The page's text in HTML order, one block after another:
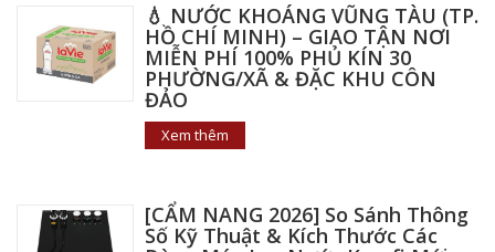
💧 NƯỚC KHOÁNG VŨNG TÀU (TP.
HỒ CHÍ MINH) – GIAO TẬN NƠI
MIỄN PHÍ 100% PHỦ KÍN 30
PHƯỜNG/XÃ & ĐẶC KHU CÔN
ĐẢO
Xem thêm
[CẨM NANG 2026] So Sánh Thông
Số Kỹ Thuật & Kích Thước Các